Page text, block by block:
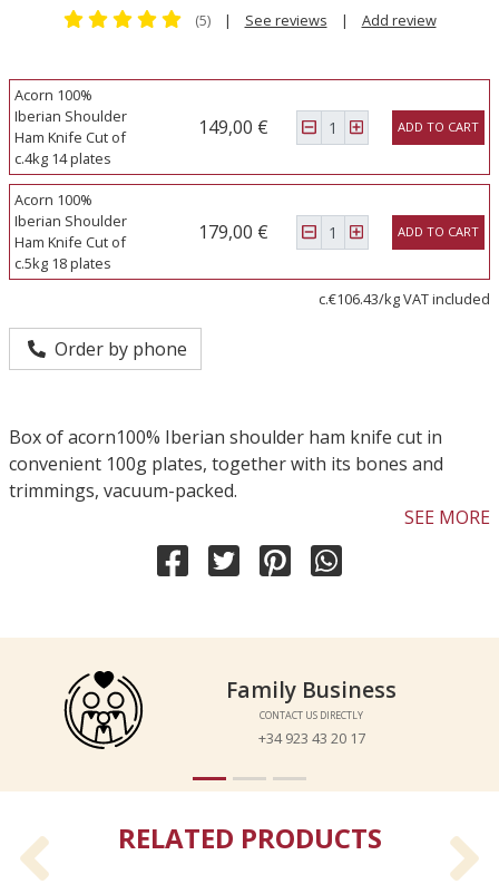
(5) | See reviews | Add review
Acorn 100%
Iberian Shoulder
Ham Knife Cut of
c.4kg 14 plates
149,00 € ADD TO CART
Acorn 100%
Iberian Shoulder
Ham Knife Cut of
c.5kg 18 plates
179,00 € ADD TO CART
c.€106.43/kg VAT included
Order by phone
Box of acorn100% Iberian shoulder ham knife cut in
convenient 100g plates, together with its bones and
trimmings, vacuum-packed.
SEE MORE
Family Business
CONTACT US DIRECTLY
+34 923 43 20 17
Family Business
CONTACT US DIRECTLY
+34 923 43 20 17
RELATED PRODUCTS
Previous